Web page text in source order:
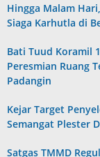
Hingga Malam
Siaga Karhutla di
Bati Tuud Koramil
Peresmian Ruang
Padangin
Kejar Target
Semangat Plester
Satgas TMMD